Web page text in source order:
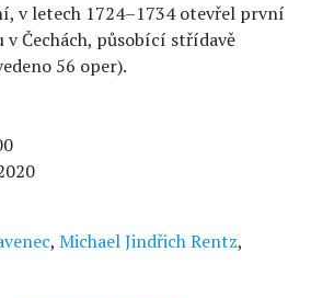
v letech 1724–1734 otevřel první
Čechách, působící střídavě
56 oper).
, Michael Jindřich Rentz,